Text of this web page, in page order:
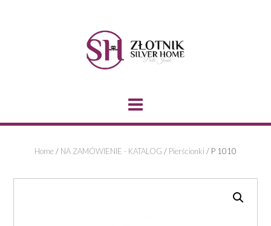
Home/ NA ZAMÓWIENIE - KATALOG / Pierścionki / P 1010